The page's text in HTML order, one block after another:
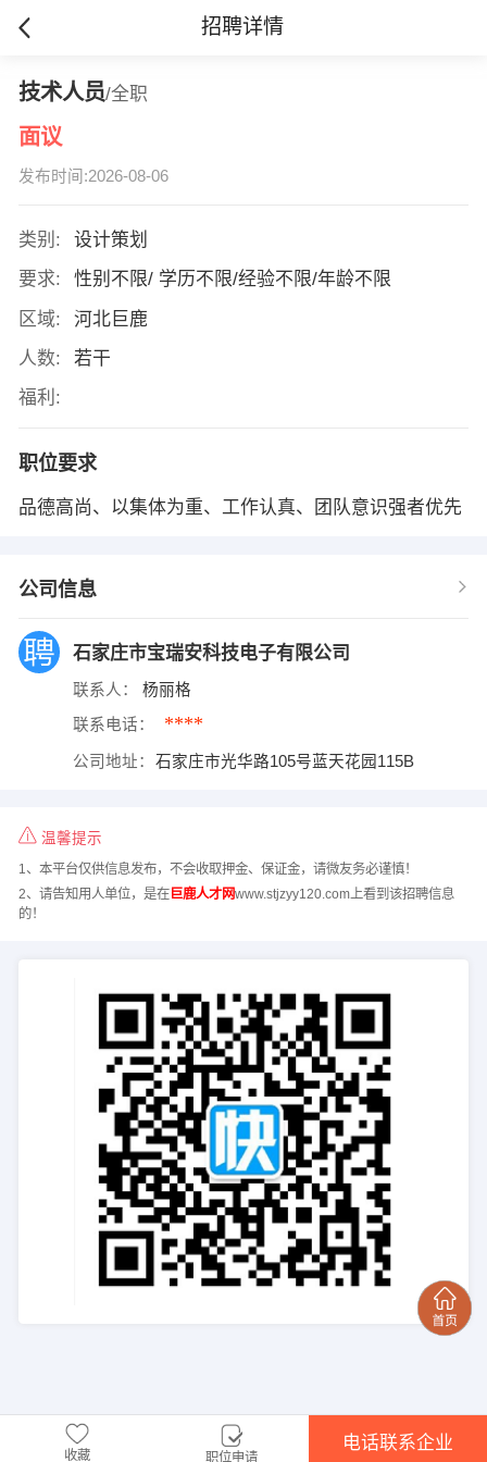
招聘详情
技术人员/全职
面议
发布时间:2026-08-06
类别:
设计策划
要求:
性别不限/ 学历不限/经验不限/年龄不限
区域:
河北巨鹿
人数:
若干
福利:
职位要求
品德高尚、以集体为重、工作认真、团队意识强者优先
公司信息
石家庄市宝瑞安科技电子有限公司
联系人： 杨丽格
联系电话： ****
公司地址： 石家庄市光华路105号蓝天花园115B
温馨提示
1、本平台仅供信息发布，不会收取押金、保证金，请微友务必谨慎！
2、请告知用人单位，是在巨鹿人才网www.stjzyy120.com上看到该招聘信息
的！
收藏 职位申请
电话联系企业